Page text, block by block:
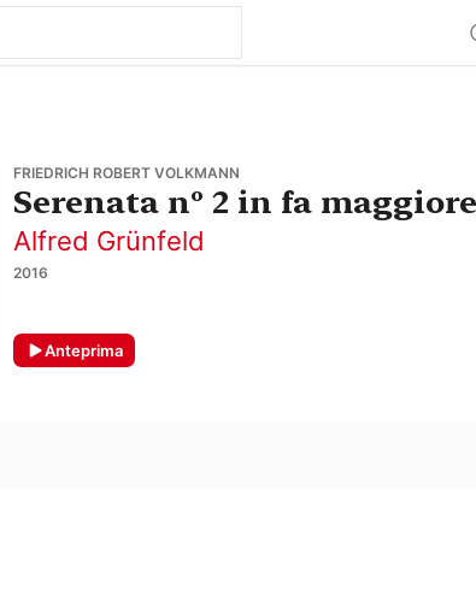
FRIEDRICH ROBERT VOLKMANN
Serenata nº 2 in fa
Alfred Grünfeld
2016
Anteprima